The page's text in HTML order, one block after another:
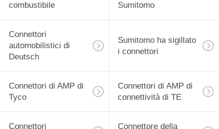
combustibile
Sumitomo
Connettori
automobilistici di
Deutsch
Sumitomo ha sigillato
i connettori
Connettori di AMP di
Tyco
Connettori di AMP di
connettività di TE
Connettori Connettore della